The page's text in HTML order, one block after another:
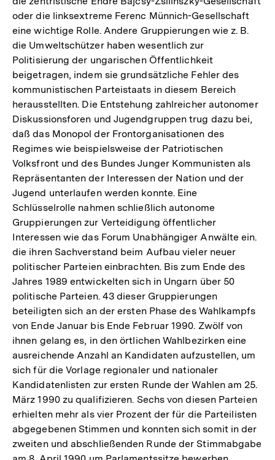
oder die linksextreme Ferenc Münnich-Gesellschaft
eine wichtige Rolle. Andere Gruppierungen wie z. B.
die Umweltschützer haben wesentlich zur
Politisierung der ungarischen Öffentlichkeit
beigetragen, indem sie grundsätzliche Fehler des
kommunistischen Parteistaats in diesem Bereich
herausstellten. Die Entstehung zahlreicher autonomer
Diskussionsforen und Jugendgruppen trug dazu bei,
daß das Monopol der Frontorganisationen des
Regimes wie beispielsweise der Patriotischen
Volksfront und des Bundes Junger Kommunisten als
Repräsentanten der Interessen der Nation und der
Jugend unterlaufen werden konnte. Eine
Schlüsselrolle nahmen schließlich autonome
Gruppierungen zur Verteidigung öffentlicher
Interessen wie das Forum Unabhängiger Anwälte ein.
die ihren Sachverstand beim Aufbau vieler neuer
politischer Parteien einbrachten. Bis zum Ende des
Jahres 1989 entwickelten sich in Ungarn über 50
politische Parteien. 43 dieser Gruppierungen
beteiligten sich an der ersten Phase des Wahlkampfs
von Ende Januar bis Ende Februar 1990. Zwölf von
ihnen gelang es, in den örtlichen Wahlbezirken eine
ausreichende Anzahl an Kandidaten aufzustellen, um
sich für die Vorlage regionaler und nationaler
Kandidatenlisten zur ersten Runde der Wahlen am 25.
März 1990 zu qualifizieren. Sechs von diesen Parteien
erhielten mehr als vier Prozent der für die Parteilisten
abgegebenen Stimmen und konnten sich somit in der
zweiten und abschließenden Runde der Stimmabgabe